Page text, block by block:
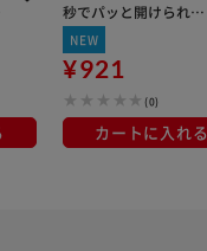
秒でパッと開けられる
バインダー ﾙ-BP330W
ホワイト
NEW
¥921
(0)
カートに入れる